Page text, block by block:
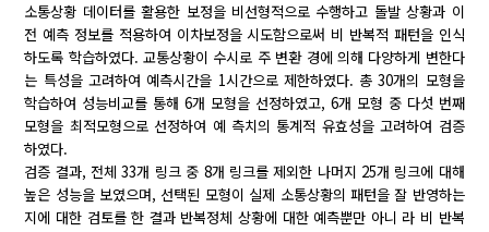
소통상황 데이터를 활용한 보정을 비선형적으로 수행하고 돌발 상황과 이
전 예측 정보를 적용하여 이차보정을 시도함으로써 비 반복적 패턴을 인식
하도록 학습하였다. 교통상황이 수시로 주 변환 경에 의해 다양하게 변한다
는 특성을 고려하여 예측시간을 1시간으로 제한하였다. 총 30개의 모형을
학습하여 성능비교를 통해 6개 모형을 선정하였고, 6개 모형 중 다섯 번째
모형을 최적모형으로 선정하여 예 측치의 통계적 유효성을 고려하여 검증
하였다.
검증 결과, 전체 33개 링크 중 8개 링크를 제외한 나머지 25개 링크에 대해
높은 성능을 보였으며, 선택된 모형이 실제 소통상황의 패턴을 잘 반영하는
지에 대한 검토를 한 결과 반복정체 상황에 대한 예측뿐만 아니 라 비 반복